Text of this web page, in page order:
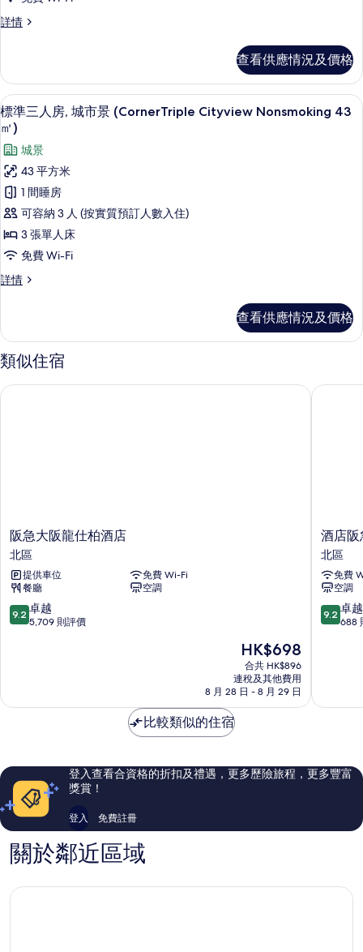
相
人
房,
吸
煙
房,
城
市
景
(Renovated,20sqm)
的
相
片
詳情
標
房,
非
吸
煙
城
市
景
(Renovated,20sqm)
詳
查看供應情況及價格
載
入
所
有
標
準
三
人
房,
景
(CornerTriple
Cityview
Nonsmoking
標準三人房, 城市景 (CornerTriple
3
標準三人房, 城市景 (CornerTriple Cityview Nonsmoking 43
㎡)
城景
43 平方米
1 間睡房
可容納 3 人 (按實質預訂人數入住)
3 張單人床
免費 Wi-Fi
詳情
標
房,
城
市
(CornerTriple
查看供應情況及價格
類似住宿
阪
急
大
阪
龍
仕
柏
阪急大阪龍仕柏酒店
北區
提供車位
免費 Wi-Fi
餐廳
空調
9.2
分
卓
評
價
篇
評
9.2 卓越
5,709 則評價
現
售
HK$698
HK$698
合共 HK$896
連稅及其他費用
8 月 28 日 - 8 月 29 日
阪急大阪龍仕柏酒店
酒
店
阪
急
格
蘭
瑞
北
酒店阪
北區
免費
空調
9.2
分
卓
評
價
9.2 卓越
688
酒店阪
比較類似的住宿
登入查看合資格的折扣及禮遇，更多歷險旅程，更多豐富
獎賞！
登入 免費註冊
關於鄰近區域